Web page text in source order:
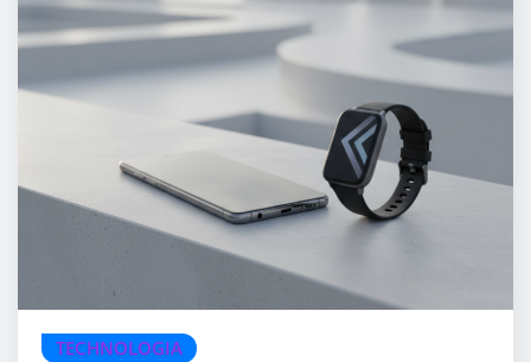
TECHNOLOGIA